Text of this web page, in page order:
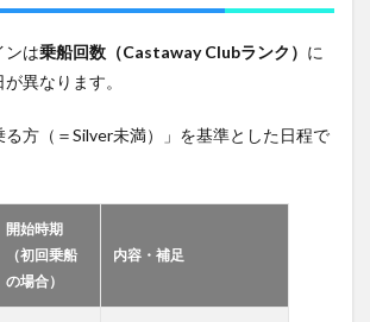
ンは乗船回数（Castaway Clubランク） に
異なります。
る方（＝Silver未満）」を基準とした日程で
開始時期
（初回乗船
の場合）
内容・補足